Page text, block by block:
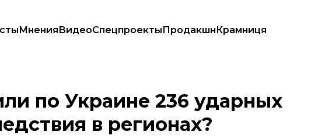
МненияВидеоСпецпроектыПродакшнКрамниця
последствия в регионах?
по Украине 236 ударных
в регионах?